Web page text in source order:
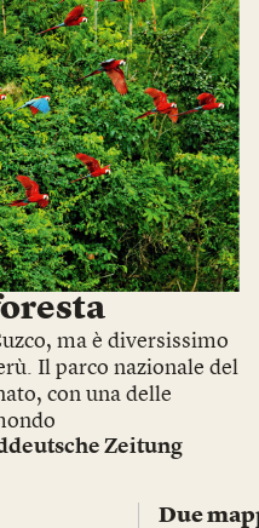
ma è diversissimo
Il parco nazionale del
con una delle
Zeitung
Due